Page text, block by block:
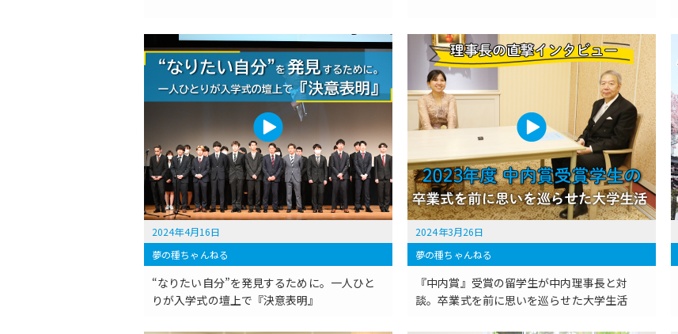
2024年4月16日
夢の種ちゃんねる
“なりたい自分”を発見するために。一人ひと
りが入学式の壇上で『決意表明』
2024年3月26日
夢の種ちゃんねる
『中内賞』受賞の留学生が中内理事長と対
談。卒業式を前に思いを巡らせた大学生活